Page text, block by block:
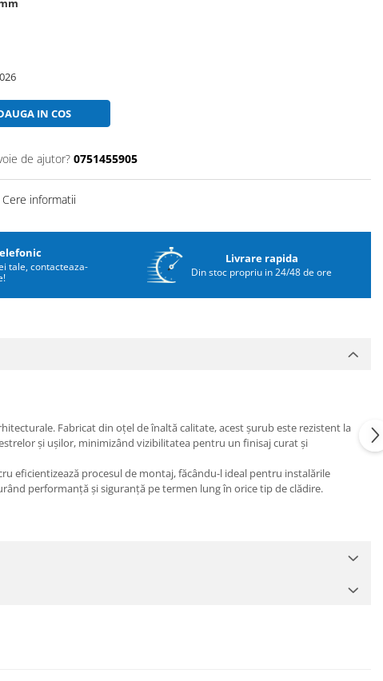
IN COS
de ajutor? 0751455905
Cere informatii
tale, contacteaza-
Livrare rapida
Din stoc propriu in 24/48 de ore
Fabricat din oțel de înaltă calitate, acest șurub este rezistent la
și ușilor, minimizând vizibilitatea pentru un finisaj curat și
eficientizează procesul de montaj, făcându-l ideal pentru instalările
performanță și siguranță pe termen lung în orice tip de clădire.